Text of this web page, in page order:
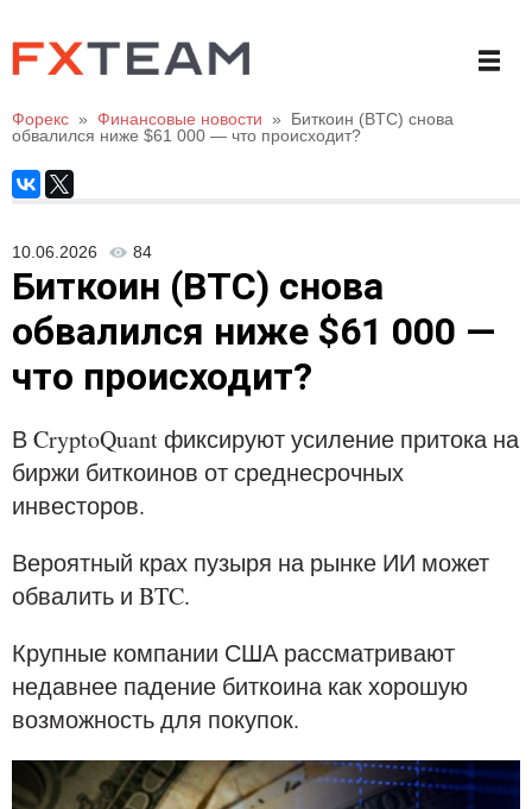
Форекс » Финансовые новости »
Биткоин (BTC) снова
обвалился ниже $61 000 — что происходит?
10.06.2026 84
Биткоин (BTC) снова
обвалился ниже $61 000 —
что происходит?
В CryptoQuant фиксируют усиление притока на
биржи биткоинов от среднесрочных
инвесторов.
Вероятный крах пузыря на рынке ИИ может
обвалить и BTC.
Крупные компании США рассматривают
недавнее падение биткоина как хорошую
возможность для покупок.